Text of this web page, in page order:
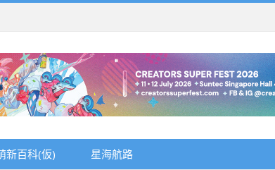
新百科(仮) 星海航路